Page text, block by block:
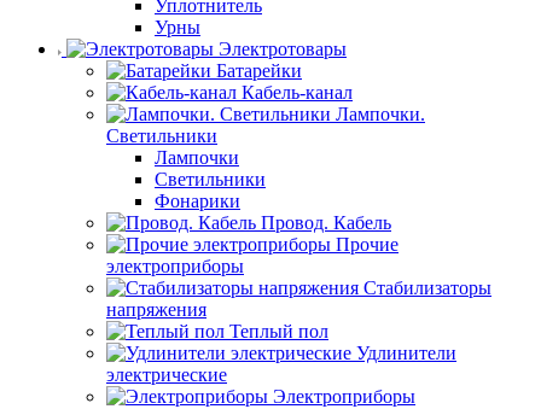
Уплотнитель
Урны
Электротовары
Батарейки
Кабель-канал
Лампочки.
Светильники
Лампочки
Светильники
Фонарики
Провод. Кабель
Прочие
электроприборы
Стабилизаторы
напряжения
Теплый пол
Удлинители
электрические
Электроприборы